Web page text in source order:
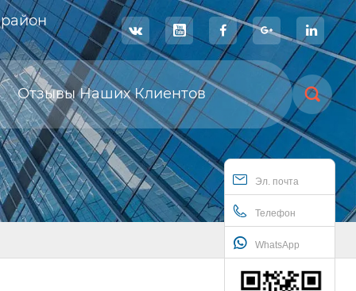
    
Отзывы Наших Клиентов 
Эл. почта
Телефон
WhatsApp